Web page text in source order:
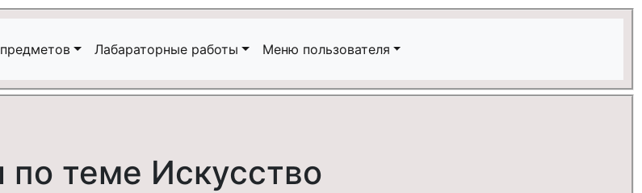
Лабараторные работы Меню пользователя
теме Искусство